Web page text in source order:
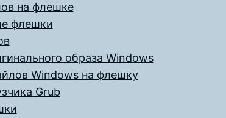
на флешке
флешки
образа Windows
Windows на флешку
Grub